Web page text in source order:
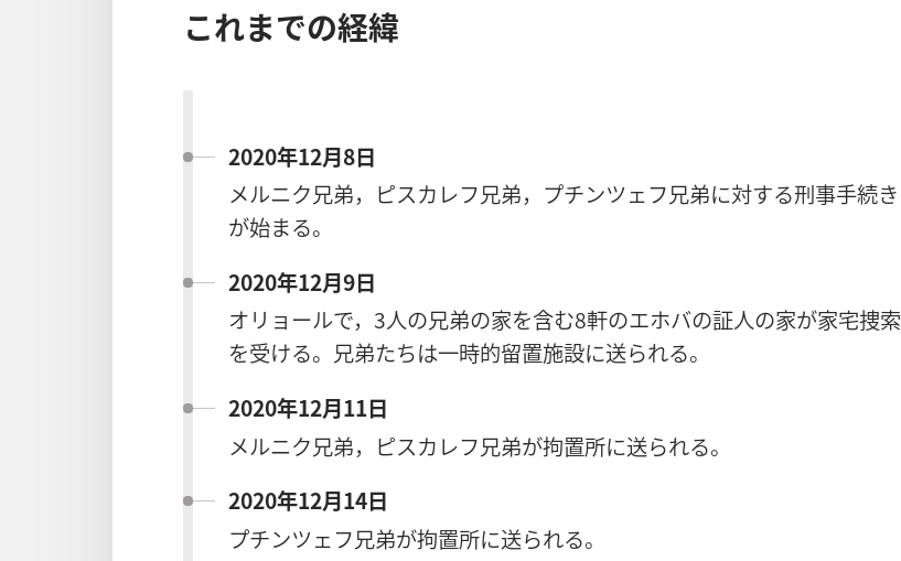
これまでの経緯
2020年12月8日
メルニク兄弟，ピスカレフ兄弟，プチンツェフ兄弟に対する刑事手続き
が始まる。
2020年12月9日
オリョールで，3人の兄弟の家を含む8軒のエホバの証人の家が家宅捜索
を受ける。兄弟たちは一時的留置施設に送られる。
2020年12月11日
メルニク兄弟，ピスカレフ兄弟が拘置所に送られる。
2020年12月14日
プチンツェフ兄弟が拘置所に送られる。